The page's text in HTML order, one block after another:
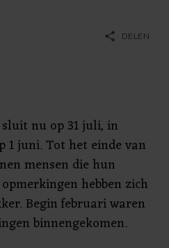
share DELEN
nu op 31 juli, in
1 juni. Tot het einde van
mensen die hun
hebben zich
Begin februari waren
binnengekomen.